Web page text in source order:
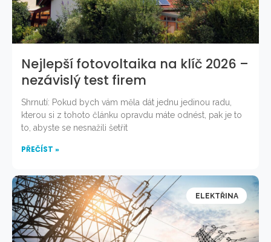
Nejlepší fotovoltaika na klíč 2026 –
nezávislý test firem
Shrnutí: Pokud bych vám měla dát jednu jedinou radu,
kterou si z tohoto článku opravdu máte odnést, pak je to
to, abyste se nesnažili šetřit
PŘEČÍST »
ELEKTŘINA